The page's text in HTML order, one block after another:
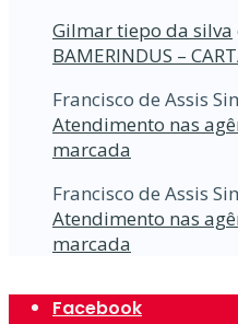
Gilmar tiepo da silva
BAMERINDUS –
Francisco de Assis
Atendimento nas
marcada
Francisco de Assis
Atendimento nas
marcada
Facebook